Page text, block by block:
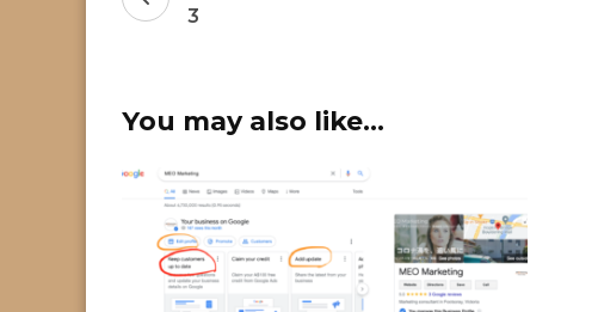
Navigation
3
You may also like...